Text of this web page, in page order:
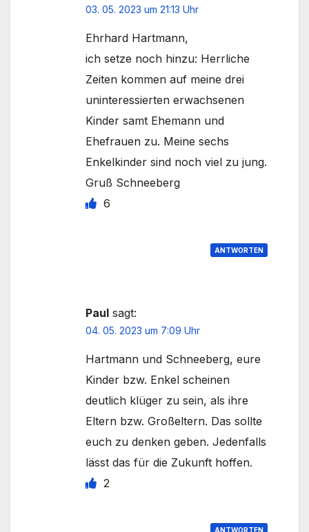
03. 05. 2023 um 21:13 Uhr
Ehrhard Hartmann,
ich setze noch hinzu: Herrliche
Zeiten kommen auf meine drei
uninteressierten erwachsenen
Kinder samt Ehemann und
Ehefrauen zu. Meine sechs
Enkelkinder sind noch viel zu jung.
Gruß Schneeberg
6
ANTWORTEN
Paul sagt:
04. 05. 2023 um 7:09 Uhr
Hartmann und Schneeberg, eure
Kinder bzw. Enkel scheinen
deutlich klüger zu sein, als ihre
Eltern bzw. Großeltern. Das sollte
euch zu denken geben. Jedenfalls
lässt das für die Zukunft hoffen.
2
ANTWORTEN